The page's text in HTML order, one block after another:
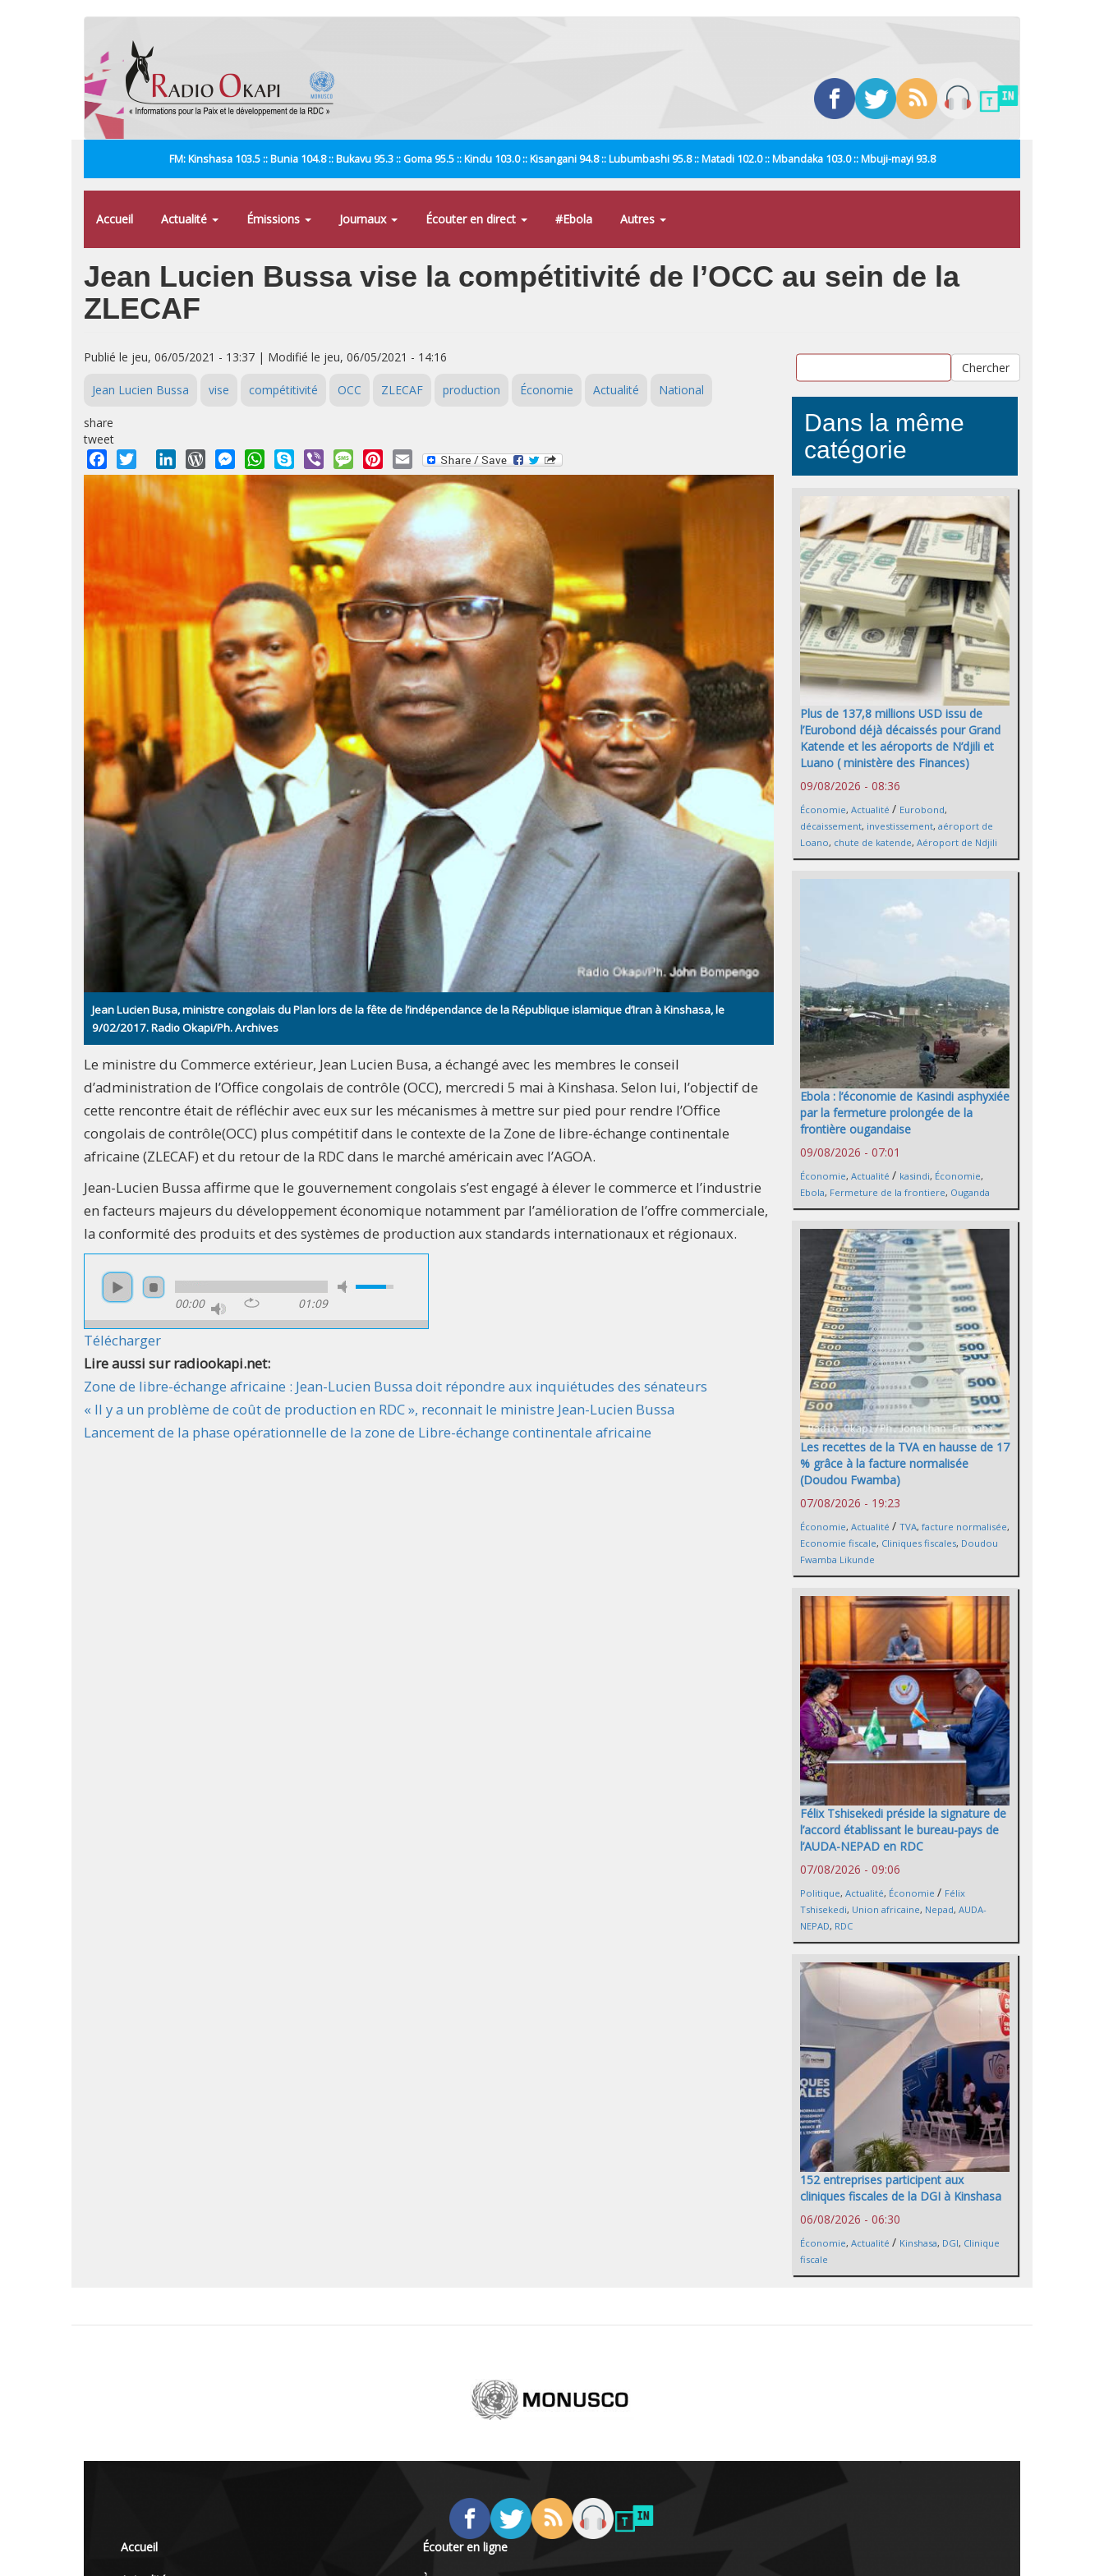
FM: Kinshasa 103.5 :: Bunia 104.8 :: Bukavu 95.3 :: Goma 95.5 :: Kindu 103.0 :: Kisangani 94.8 :: Lubumbashi 95.8 :: Matadi 102.0 :: Mbandaka 103.0 :: Mbuji-mayi 93.8
Accueil Actualité Émissions Journaux Écouter en direct #Ebola Autres
Jean Lucien Bussa vise la compétitivité de l’OCC au sein de la
ZLECAF
Publié le jeu, 06/05/2021 - 13:37 | Modifié le jeu, 06/05/2021 - 14:16
Jean Lucien Bussa vise compétitivité OCC ZLECAF production Économie Actualité National
share
tweet
Facebook
Twitter LinkedInWordPressMessengerWhatsApp
Skype Viber MessagePinterest
Email
Jean Lucien Busa, ministre congolais du Plan lors de la fête de l’indépendance de la République islamique d’Iran à Kinshasa, le
9/02/2017. Radio Okapi/Ph. Archives
Le ministre du Commerce extérieur, Jean Lucien Busa, a échangé avec les membres le conseil
d’administration de l’Office congolais de contrôle (OCC), mercredi 5 mai à Kinshasa. Selon lui, l’objectif de
cette rencontre était de réfléchir avec eux sur les mécanismes à mettre sur pied pour rendre l’Office
congolais de contrôle(OCC) plus compétitif dans le contexte de la Zone de libre-échange continentale
africaine (ZLECAF) et du retour de la RDC dans le marché américain avec l’AGOA.
Jean-Lucien Bussa affirme que le gouvernement congolais s’est engagé à élever le commerce et l’industrie
en facteurs majeurs du développement économique notamment par l’amélioration de l’offre commerciale,
la conformité des produits et des systèmes de production aux standards internationaux et régionaux.
00:00 01:09
Télécharger
Lire aussi sur radiookapi.net:
Zone de libre-échange africaine : Jean-Lucien Bussa doit répondre aux inquiétudes des sénateurs
« Il y a un problème de coût de production en RDC », reconnait le ministre Jean-Lucien Bussa
Lancement de la phase opérationnelle de la zone de Libre-échange continentale africaine
Chercher
Dans la même
catégorie
Plus de 137,8 millions USD issu de
l’Eurobond déjà décaissés pour Grand
Katende et les aéroports de N’djili et
Luano ( ministère des Finances)
09/08/2026 - 08:36
Économie, Actualité / Eurobond,
décaissement, investissement, aéroport de
Loano, chute de katende, Aéroport de Ndjili
Ebola : l’économie de Kasindi asphyxiée
par la fermeture prolongée de la
frontière ougandaise
09/08/2026 - 07:01
Économie, Actualité / kasindi, Économie,
Ebola, Fermeture de la frontiere, Ouganda
Les recettes de la TVA en hausse de 17
% grâce à la facture normalisée
(Doudou Fwamba)
07/08/2026 - 19:23
Économie, Actualité / TVA, facture normalisée,
Economie fiscale, Cliniques fiscales, Doudou
Fwamba Likunde
Félix Tshisekedi préside la signature de
l’accord établissant le bureau-pays de
l’AUDA-NEPAD en RDC
07/08/2026 - 09:06
Politique, Actualité, Économie / Félix
Tshisekedi, Union africaine, Nepad, AUDA-
NEPAD, RDC
152 entreprises participent aux
cliniques fiscales de la DGI à Kinshasa
06/08/2026 - 06:30
Économie, Actualité / Kinshasa, DGI, Clinique
fiscale
Accueil Écouter en ligne